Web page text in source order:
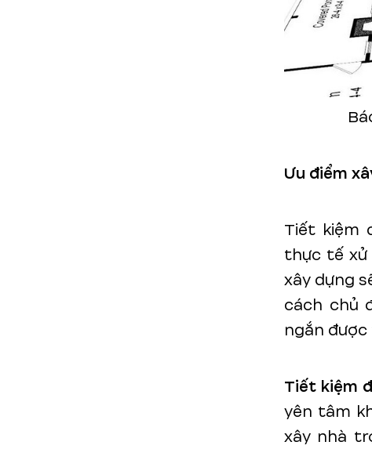
Ưu điểm
Tiết kiệm
thực tế xử
xây dựng
cách chủ
ngắn
Tiết kiệm
yên tâm
xây nhà